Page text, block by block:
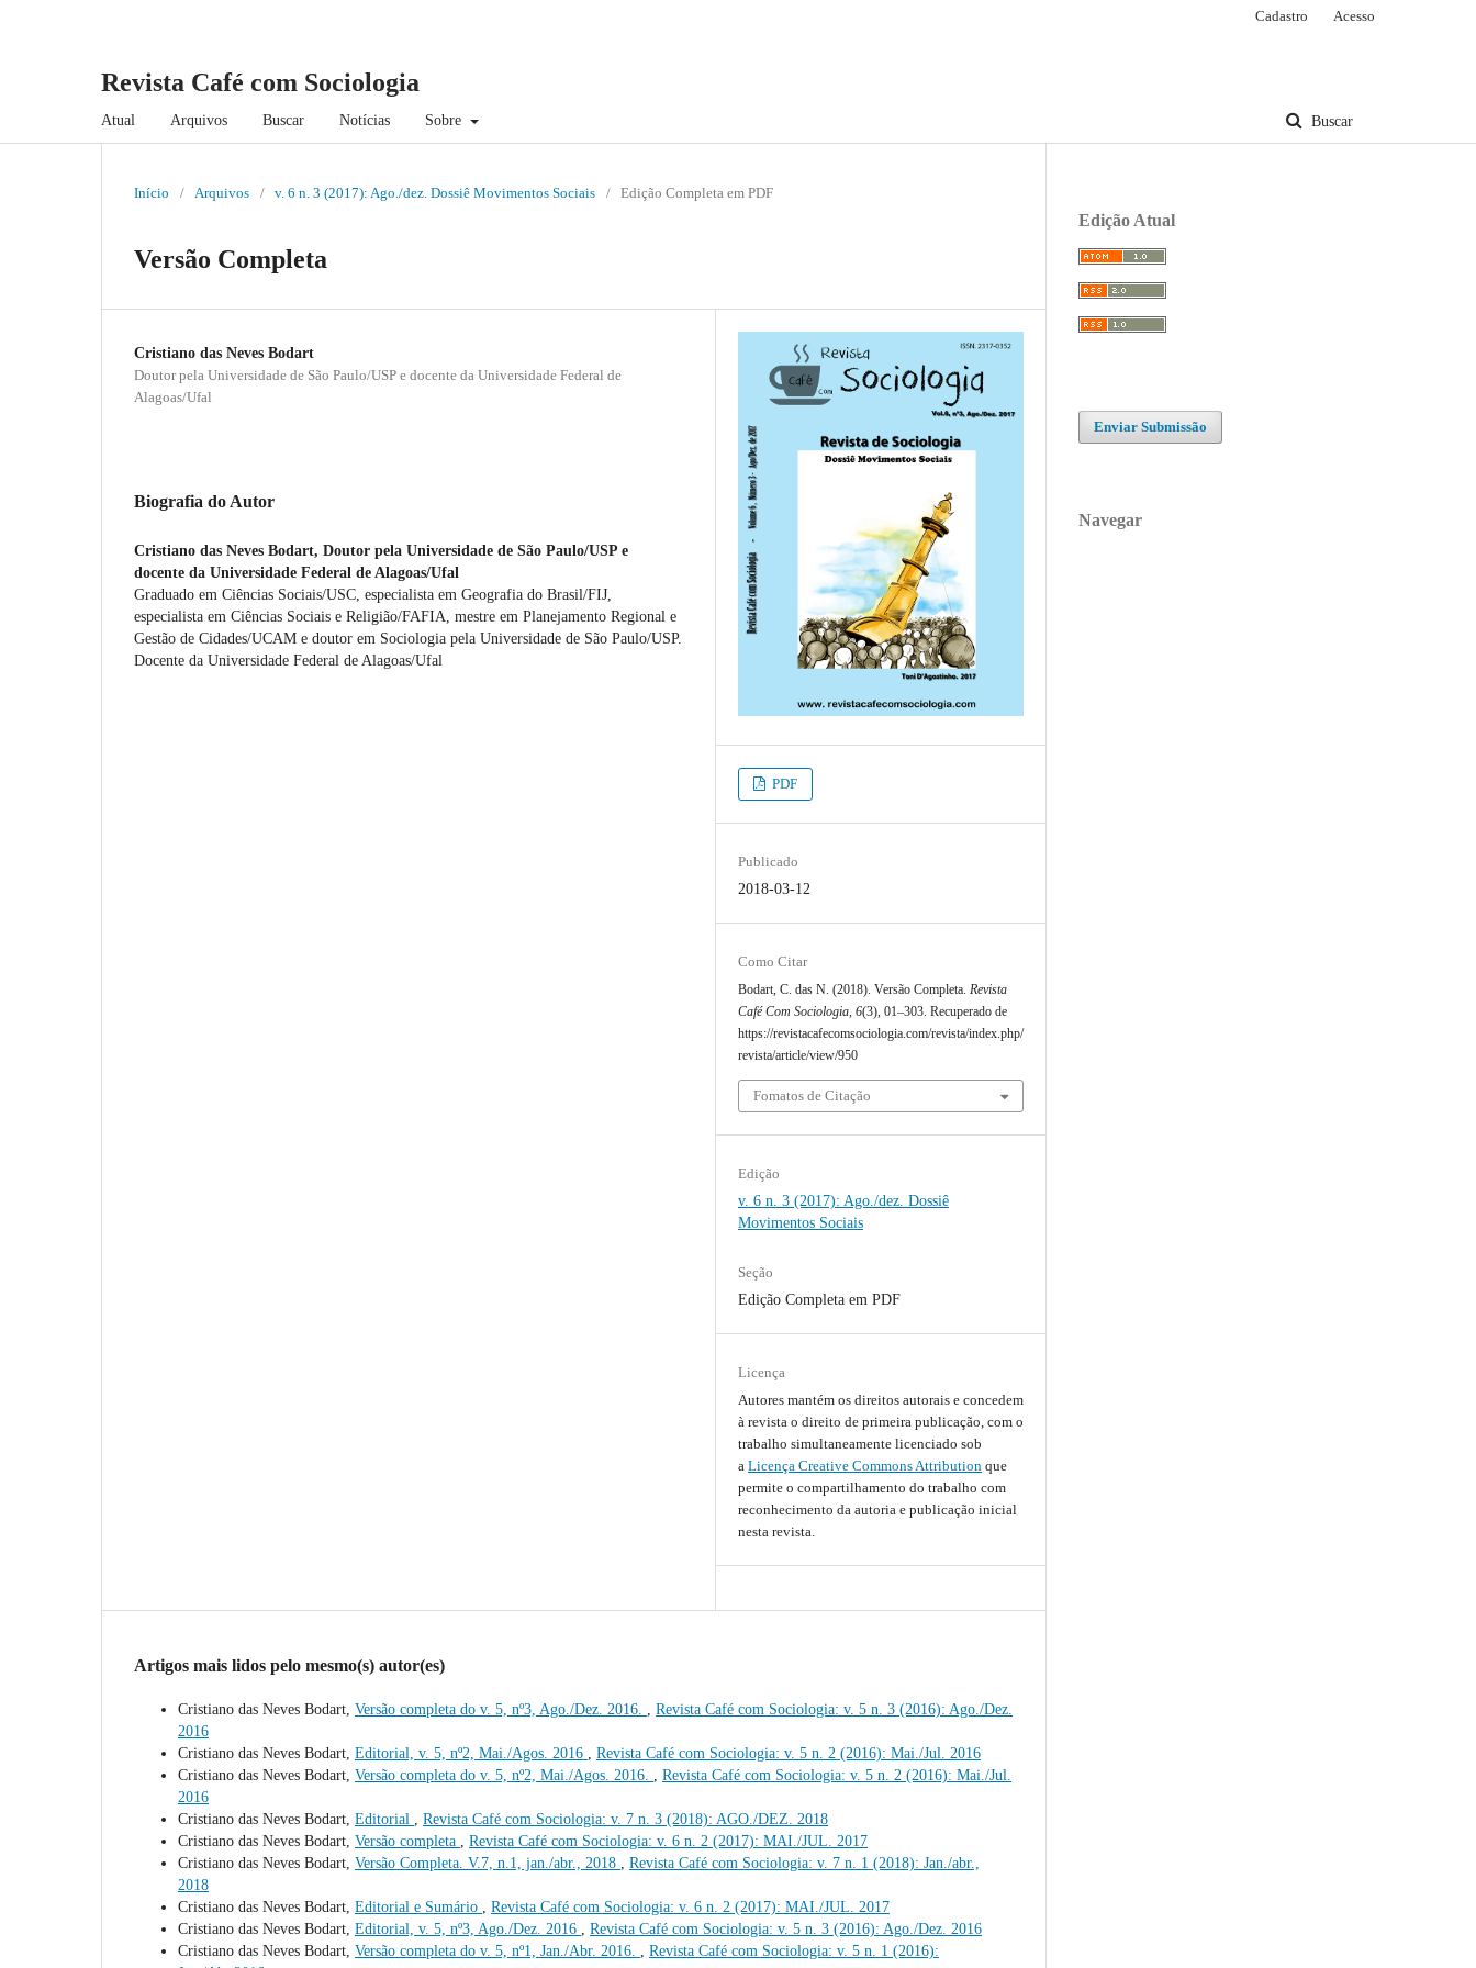
Revista Café com Sociologia
Atual Arquivos Buscar Notícias Sobre Buscar
Cadastro Acesso
Início / Arquivos / v. 6 n. 3 (2017): Ago./dez. Dossiê Movimentos Sociais / Edição Completa em PDF
Versão Completa
Cristiano das Neves Bodart
Doutor pela Universidade de São Paulo/USP e docente da Universidade Federal de
Alagoas/Ufal
Biografia do Autor
Cristiano das Neves Bodart, Doutor pela Universidade de São Paulo/USP e
docente da Universidade Federal de Alagoas/Ufal
Graduado em Ciências Sociais/USC, especialista em Geografia do Brasil/FIJ,
especialista em Ciências Sociais e Religião/FAFIA, mestre em Planejamento Regional e
Gestão de Cidades/UCAM e doutor em Sociologia pela Universidade de São Paulo/USP.
Docente da Universidade Federal de Alagoas/Ufal
PDF
Publicado
2018-03-12
Como Citar
Bodart, C. das N. (2018). Versão Completa. Revista
Café Com Sociologia, 6(3), 01–303. Recuperado de
https://revistacafecomsociologia.com/revista/index.php/
revista/article/view/950
Fomatos de Citação
Edição
v. 6 n. 3 (2017): Ago./dez. Dossiê
Movimentos Sociais
Seção
Edição Completa em PDF
Licença
Autores mantém os direitos autorais e concedem
à revista o direito de primeira publicação, com o
trabalho simultaneamente licenciado sob
a Licença Creative Commons Attribution que
permite o compartilhamento do trabalho com
reconhecimento da autoria e publicação inicial
nesta revista.
Artigos mais lidos pelo mesmo(s) autor(es)
Cristiano das Neves Bodart, Versão completa do v. 5, nº3, Ago./Dez. 2016. , Revista Café com Sociologia: v. 5 n. 3 (2016): Ago./Dez.
2016
Cristiano das Neves Bodart, Editorial, v. 5, nº2, Mai./Agos. 2016 , Revista Café com Sociologia: v. 5 n. 2 (2016): Mai./Jul. 2016
Cristiano das Neves Bodart, Versão completa do v. 5, nº2, Mai./Agos. 2016. , Revista Café com Sociologia: v. 5 n. 2 (2016): Mai./Jul.
2016
Cristiano das Neves Bodart, Editorial , Revista Café com Sociologia: v. 7 n. 3 (2018): AGO./DEZ. 2018
Cristiano das Neves Bodart, Versão completa , Revista Café com Sociologia: v. 6 n. 2 (2017): MAI./JUL. 2017
Cristiano das Neves Bodart, Versão Completa. V.7, n.1, jan./abr., 2018 , Revista Café com Sociologia: v. 7 n. 1 (2018): Jan./abr.,
2018
Cristiano das Neves Bodart, Editorial e Sumário , Revista Café com Sociologia: v. 6 n. 2 (2017): MAI./JUL. 2017
Cristiano das Neves Bodart, Editorial, v. 5, nº3, Ago./Dez. 2016 , Revista Café com Sociologia: v. 5 n. 3 (2016): Ago./Dez. 2016
Cristiano das Neves Bodart, Versão completa do v. 5, nº1, Jan./Abr. 2016. , Revista Café com Sociologia: v. 5 n. 1 (2016):
Edição Atual
Enviar Submissão
Navegar